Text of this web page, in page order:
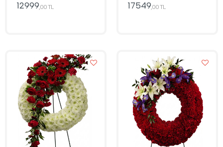
12999 ,00 TL 17549 ,00 TL